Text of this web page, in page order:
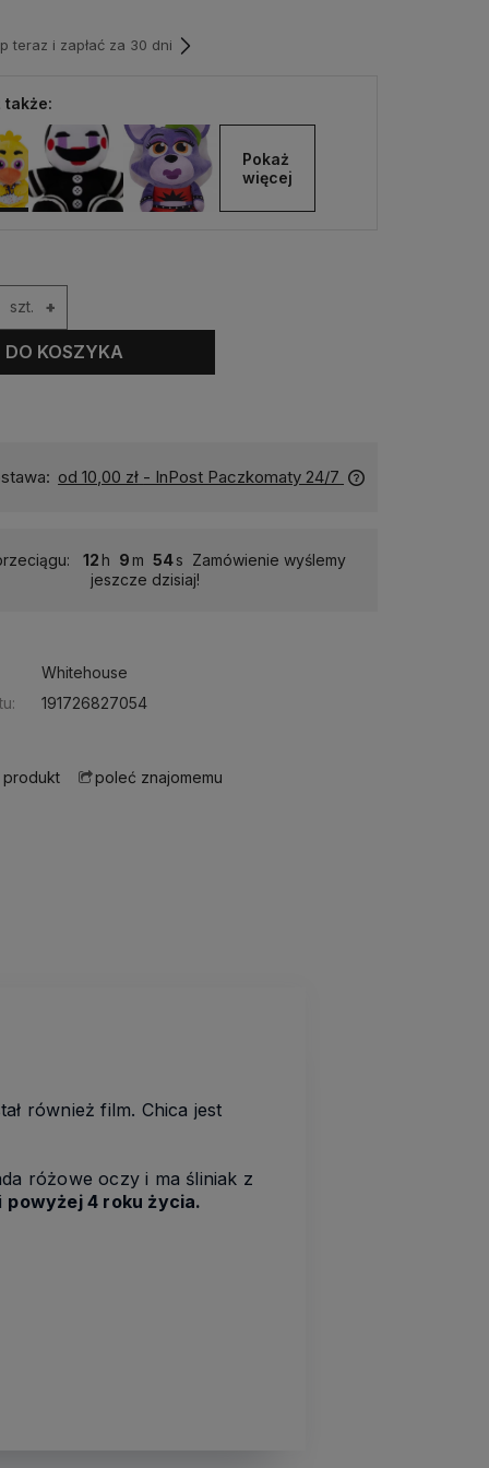
teraz i zapłać za 30 dni
także:
Pokaż
więcej
szt. +
DO KOSZYKA
od 10,00 zł - InPost Paczkomaty 24/7
12 9 53
Zamówienie wyślemy
jeszcze dzisiaj!
Whitehouse
191726827054
produkt poleć znajomemu
również film. Chica jest
różowe oczy i ma śliniak z
powyżej 4 roku życia.